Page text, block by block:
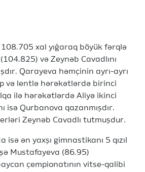
xal yığaraq böyük fərqlə
və Zeynəb Cavadlını
Qarayeva həmçinin ayrı-ayrı
və lentlə hərəkətlərdə birinci
ilə hərəkətlərdə Aliyə ikinci
isə Qurbanova qazanmışdır.
Zeynəb Cavadlı tutmuşdur.
isə ən yaxşı gimnastikanı 5 qızıl
Mustafayeva (86.95)
çempionatının vitse-qalibi